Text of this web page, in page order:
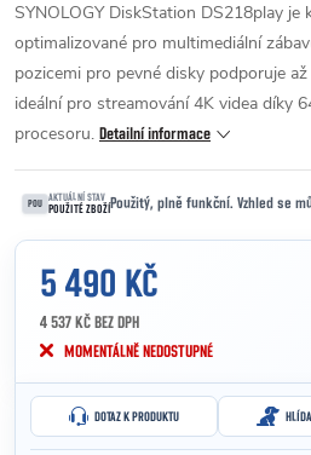
SYNOLOGY DiskStation DS218play
optimalizované pro multimediální
pozicemi pro pevné disky podporuje
ideální pro streamování 4K videa díky
procesoru. Detailní informace
POU AKTUÁLNÍ STAV
POUŽITÉ ZBOŽÍPoužitý, plně funkční. Vzhled se
5 490 KČ
4 537 KČ BEZ DPH
Měrná cena:
MOMENTÁLNĚ NEDOSTUPNÉ
DOTAZ K PRODUKTU